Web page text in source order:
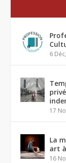
6
17
La
art
16